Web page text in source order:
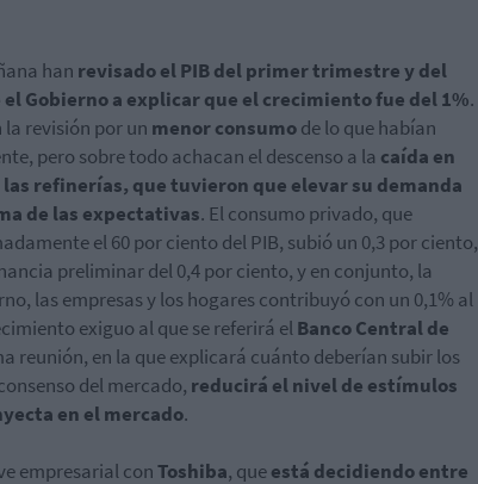
han revisado el PIB del primer trimestre y del
el Gobierno a explicar que el crecimiento fue del 1%.
la revisión por un menor consumode lo que habían
pero sobre todo achacan el descenso a la caída en
refinerías, que tuvieron que elevar su demanda
de las expectativas. El consumo privado, que
el 60 por ciento del PIB, subió un 0,3 por ciento,
preliminar del 0,4 por ciento, y en conjunto, la
las empresas y los hogares contribuyó con un 0,1% al
exiguo al que se referirá elBanco Central de
reunión, en la que explicará cuánto deberían subir los
del mercado, reducirá el nivel de estímulos
en el mercado.
empresarial conToshiba, queestá decidiendo entre